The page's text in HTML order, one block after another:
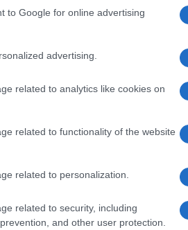
to Google for online advertising
advertising.
related to analytics like cookies on
related to functionality of the website
related to personalization.
related to security, including
and other user protection.
tiene un consumo
96 g/km de CO2.
de 0 a 100 km/h en 10,3
de 375 litros,
dobles pistones.
de 37 CV.